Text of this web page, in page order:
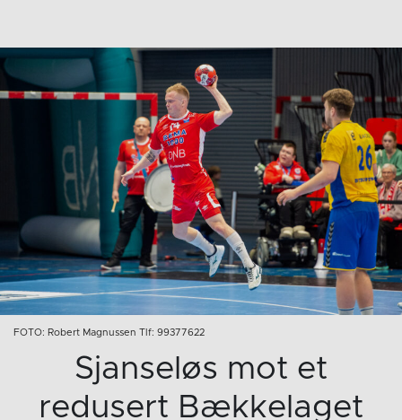
FOTO: Robert Magnussen Tlf: 99377622
Sjanseløs mot et
redusert Bækkelaget